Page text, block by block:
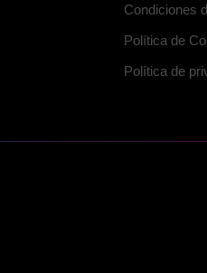
Condiciones
Política de
Política de